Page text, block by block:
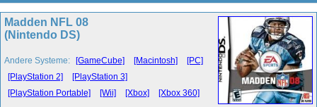
Madden NFL 08
(Nintendo DS)
Andere Systeme: [GameCube] [Macintosh]
[PC]
[PlayStation 2]
[PlayStation 3]
[PlayStation Portable]
[Wii] [Xbox] [Xbox 360]